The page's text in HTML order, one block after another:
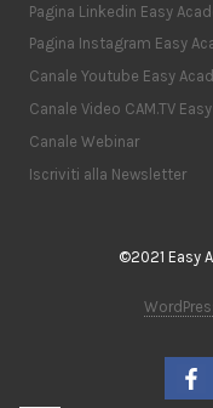
Pagina Linkedin Easy
Pagina Instagram Easy
Canale Youtube Easy
Canale Video CAM.TV
Canale Webinar
Iscriviti alla Newsletter
©2021 Easy